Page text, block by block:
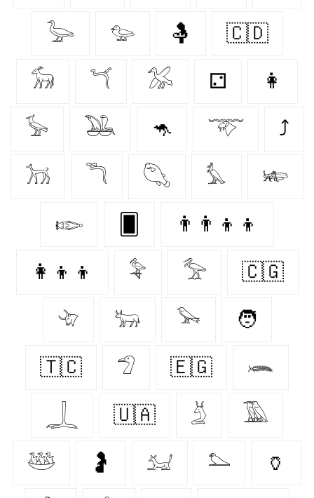
𓅬 𓅰 🤱 🇨🇩
𓃘 𓆔 𓅮 ⚁ 👩‍
𓅚 𓅒 🦘 𓄅 ⤴
𓃡 𓆕 𓆡 𓅘 𓆧
𓆢 👨‍👨‍👦‍👦
👩‍👦‍👦 𓅝 𓅡 🇨🇬
𓄀 𓃒 𓅨 🧑
🇹🇨 𓅿 🇪🇬 𓆨
𓆆 🇺🇦 𓄄 𓅀
𓅸 🤰 𓃫 𓅌 🏺